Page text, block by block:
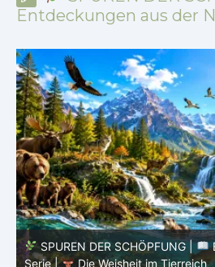
Entdeckungen aus der
SPUREN DER SCHÖPFUNG |
Serie |
Die Weisheit im Tierreich